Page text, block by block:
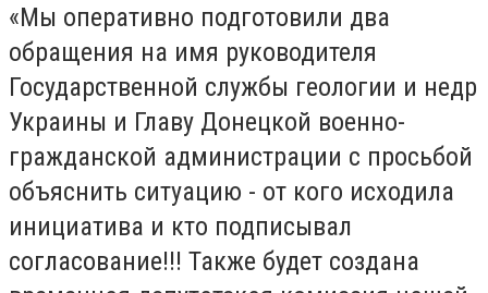
«Мы оперативно подготовили два
обращения на имя руководителя
Государственной службы геологии и недр
Украины и Главу Донецкой военно-
гражданской администрации с просьбой
объяснить ситуацию - от кого исходила
инициатива и кто подписывал
согласование!!! Также будет создана